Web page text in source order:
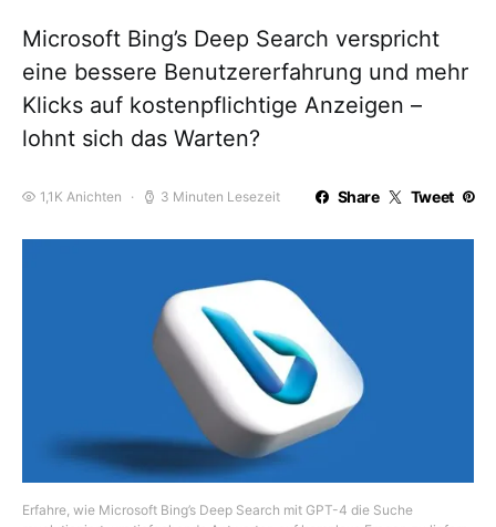
Microsoft Bing’s Deep Search verspricht
eine bessere Benutzererfahrung und mehr
Klicks auf kostenpflichtige Anzeigen –
lohnt sich das Warten?
1,1K Anichten 3 Minuten Lesezeit Share Tweet
Erfahre, wie Microsoft Bing’s Deep Search mit GPT-4 die Suche